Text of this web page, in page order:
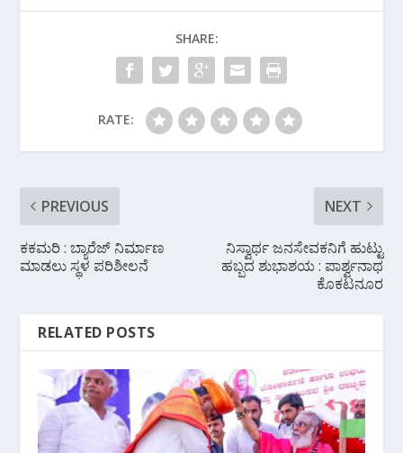
o A
p
p
a
m
SHARE:
RATE:
PREVIOUS
ಕಕಮರಿ : ಬ್ಯಾರೆಜ್ ನಿರ್ಮಾಣ
ಮಾಡಲು ಸ್ಥಳ ಪರಿಶೀಲನೆ
NEXT
ನಿಸ್ವಾರ್ಥ ಜನಸೇವಕನಿಗೆ ಹುಟ್ಟು
ಹಬ್ಬದ ಶುಭಾಶಯ : ಪಾರ್ಶ್ವನಾಥ
ಕೊಕಟನೂರ
RELATED POSTS